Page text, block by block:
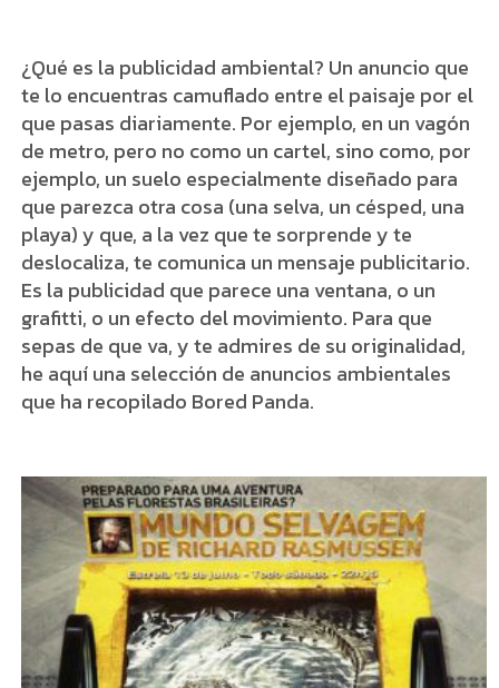
¿Qué es la publicidad ambiental? Un anuncio que
te lo encuentras camuflado entre el paisaje por el
que pasas diariamente. Por ejemplo, en un vagón
de metro, pero no como un cartel, sino como, por
ejemplo, un suelo especialmente diseñado para
que parezca otra cosa (una selva, un césped, una
playa) y que, a la vez que te sorprende y te
deslocaliza, te comunica un mensaje publicitario.
Es la publicidad que parece una ventana, o un
grafitti, o un efecto del movimiento. Para que
sepas de que va, y te admires de su originalidad,
he aquí una selección de anuncios ambientales
que ha recopilado Bored Panda.